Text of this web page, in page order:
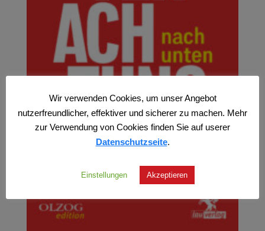
Wir verwenden Cookies, um unser Angebot
nutzerfreundlicher, effektiver und sicherer zu machen. Mehr
zur Verwendung von Cookies finden Sie auf userer
Datenschutzseite.
Einstellungen Akzeptieren